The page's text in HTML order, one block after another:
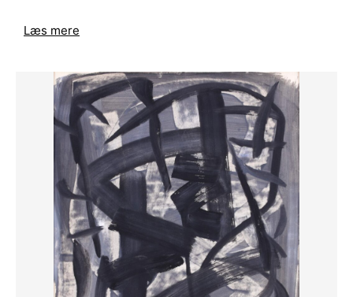
Læs mere